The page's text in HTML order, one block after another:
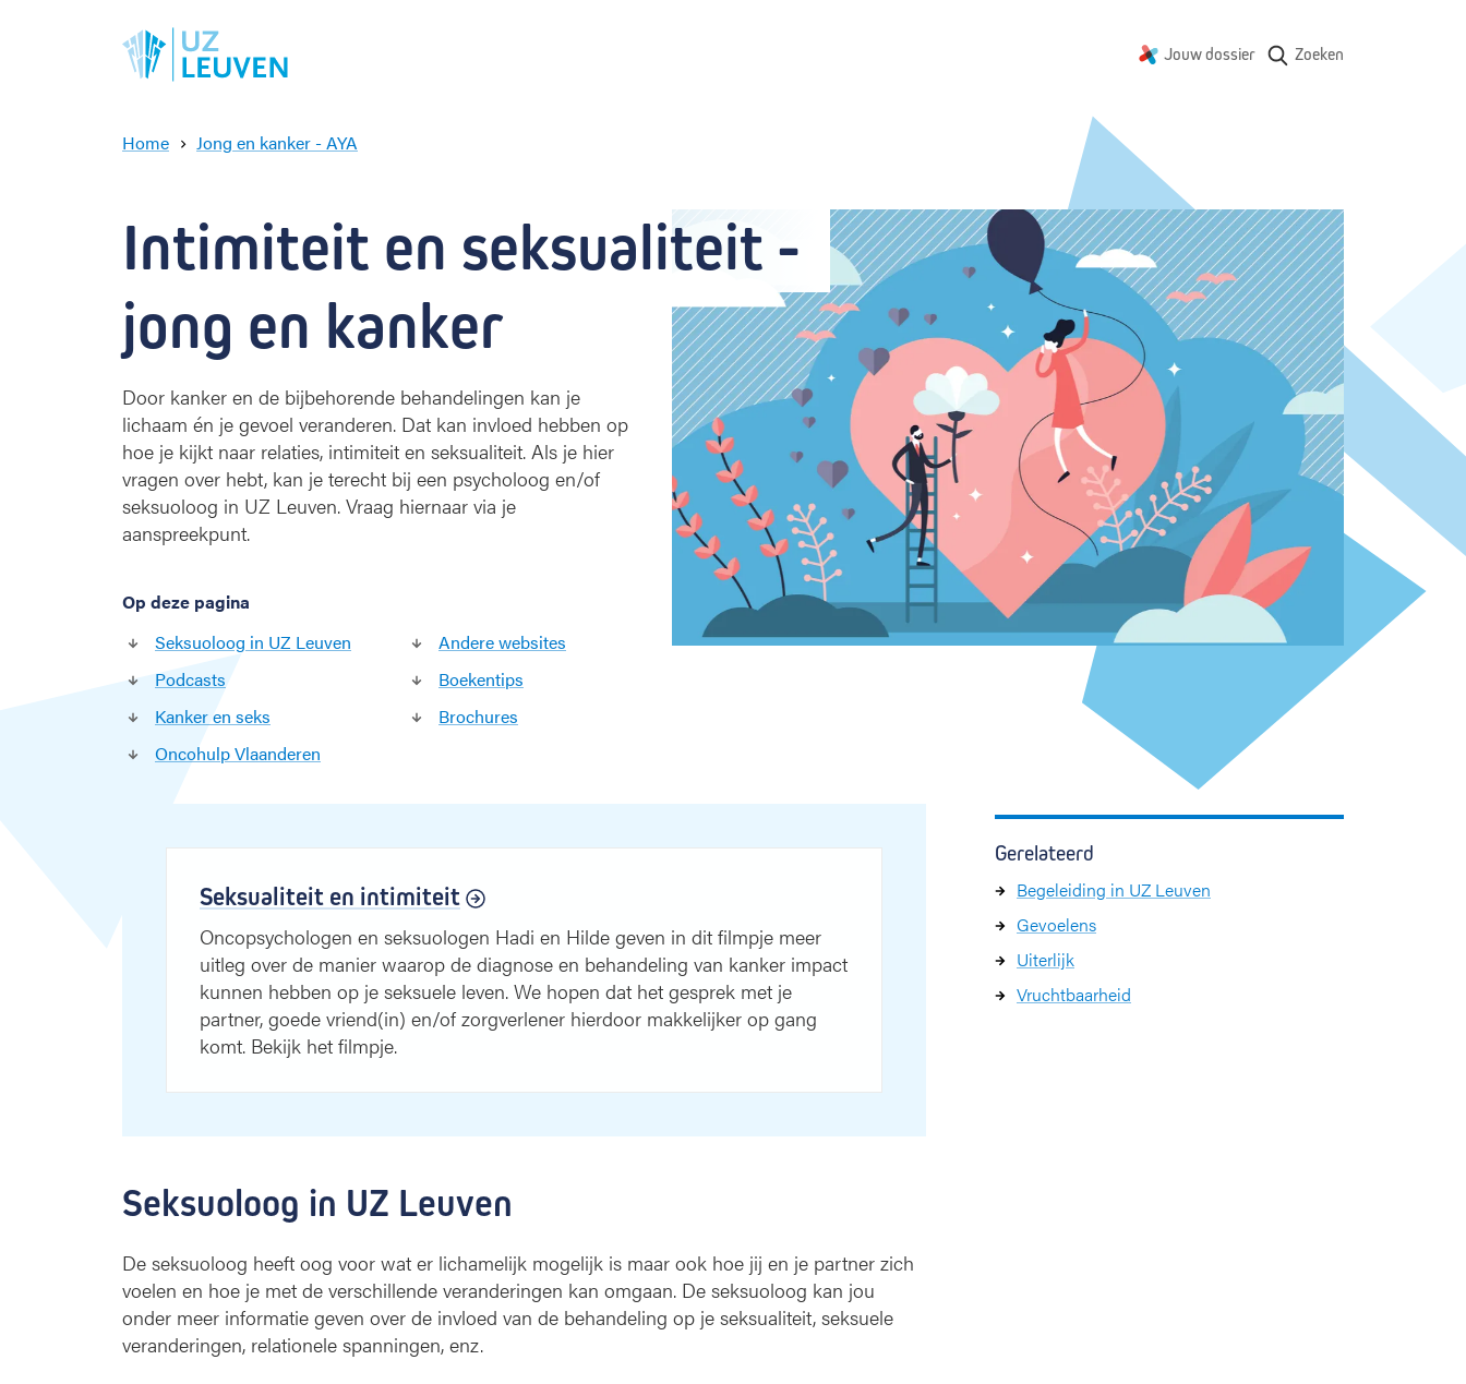
Jouw dossier Zoeken
Home Jong en kanker - AYA
i
e
i
e
n
s
e
s
Intimiteit en seksualiteit -
jong en kanker
Door kanker en de bijbehorende behandelingen kan je
lichaam én je gevoel veranderen. Dat kan invloed hebben op
hoe je kijkt naar relaties, intimiteit en seksualiteit. Als je hier
vragen over hebt, kan je terecht bij een psycholoog en/of
seksuoloog in UZ Leuven. Vraag hiernaar via je
aanspreekpunt.
Op deze pagina
Seksuoloog in UZ Leuven
Podcasts
Kanker en seks
Oncohulp Vlaanderen
Andere websites
Boekentips
Brochures
Seksualiteit en intimiteit
Oncopsychologen en seksuologen Hadi en Hilde geven in dit filmpje meer
uitleg over de manier waarop de diagnose en behandeling van kanker impact
kunnen hebben op je seksuele leven. We hopen dat het gesprek met je
partner, goede vriend(in) en/of zorgverlener hierdoor makkelijker op gang
komt. Bekijk het filmpje.
Seksuoloog in UZ Leuven
De seksuoloog heeft oog voor wat er lichamelijk mogelijk is maar ook hoe jij en je partner zich
voelen en hoe je met de verschillende veranderingen kan omgaan. De seksuoloog kan jou
onder meer informatie geven over de invloed van de behandeling op je seksualiteit, seksuele
veranderingen, relationele spanningen, enz.
Gerelateerd
Begeleiding in UZ Leuven
Gevoelens
Uiterlijk
Vruchtbaarheid